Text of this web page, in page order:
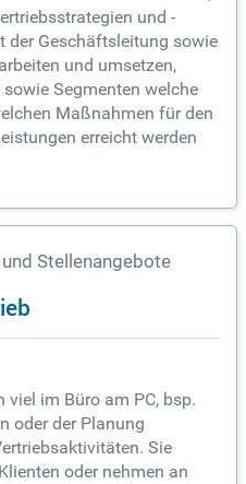
und -
der Geschäftsleitung sowie
und umsetzen,
Segmenten welche
Maßnahmen für den
erreicht werden
Stellenangebote
im Büro am PC, bsp.
oder der Planung
Sie
oder nehmen an